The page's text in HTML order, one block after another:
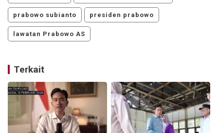
prabowo subianto presiden prabowo
lawatan Prabowo AS
Terkait